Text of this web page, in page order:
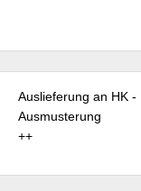
Auslieferung an HK
Ausmusterung
++